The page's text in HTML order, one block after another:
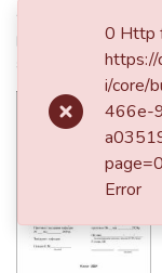
Alternative
Research and
students
0 Http
https://
i/core/
466e-
Error